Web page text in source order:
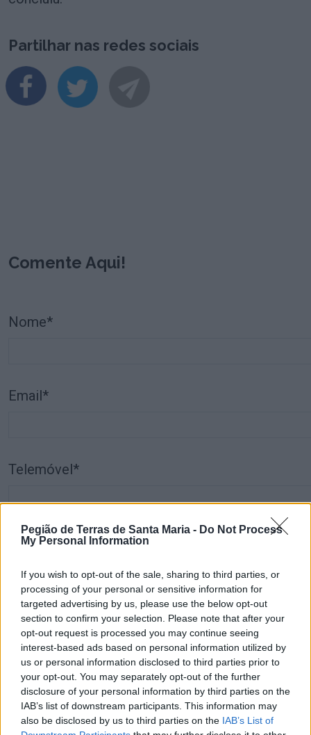
Pegião de Terras de Santa Maria - Do Not Process
My Personal Information
If you wish to opt-out of the sale, sharing to third parties, or
processing of your personal or sensitive information for
targeted advertising by us, please use the below opt-out
section to confirm your selection. Please note that after your
opt-out request is processed you may continue seeing
interest-based ads based on personal information utilized by
us or personal information disclosed to third parties prior to
your opt-out. You may separately opt-out of the further
disclosure of your personal information by third parties on the
IAB’s list of downstream participants. This information may
also be disclosed by us to third parties on the IAB’s List of
Partilhar nas redes sociais
Comente Aqui!
Nome*
Email*
Telemóvel*
Comentário*
Comentar